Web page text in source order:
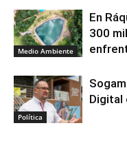
Medio Ambiente
En
300
Política
Digital